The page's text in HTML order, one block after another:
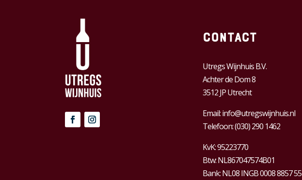
Contact
Utregs Wijnhuis B.V.
Achter de Dom 8
3512 JP Utrecht
Email:info@utregswijnhuis.nl
Telefoon:(030) 290 1462
KvK:95223770
Btw:NL867047574B01
Bank: NL08 INGB 0008 8857 55